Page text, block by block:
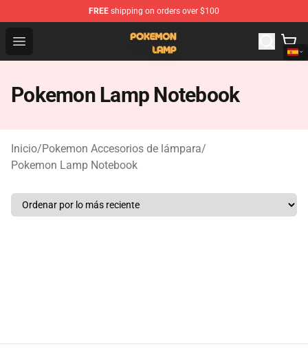
FREE shipping on orders over $100
Open menu
Pokemon Lamp Shop - The Best Store of Pokemon
Pokemon Lamp Notebook
Inicio/Pokemon Accesorios de lámpara/
Pokemon Lamp Notebook